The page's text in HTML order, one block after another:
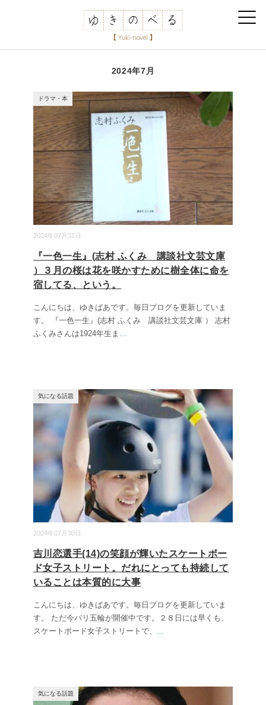
2024年7月
2024年07月31日
ドラマ・本
『一色一生』(志村 ふくみ 講談社文芸文庫
）３月の桜は花を咲かすために樹全体に命を
宿してる、という。
こんにちは、ゆきばあです。毎日ブログを更新していま
す。 『一色一生』(志村 ふくみ 講談社文芸文庫 ） 志村
ふくみさんは1924年生ま ...
2024年07月30日
気になる話題
吉川恋選手(14)の笑顔が輝いたスケートボー
ド女子ストリート。だれにとっても持続して
いることは本質的に大事
こんにちは、ゆきばあです。毎日ブログを更新していま
す。 ただ今パリ五輪が開催中です。２８日には早くも、
スケートボード女子ストリートで、 ...
気になる話題